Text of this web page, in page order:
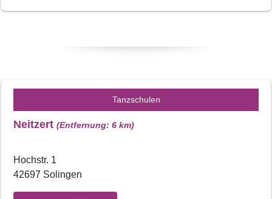
Tanzschulen
Neitzert (Entfernung: 6 km)
Hochstr. 1
42697 Solingen